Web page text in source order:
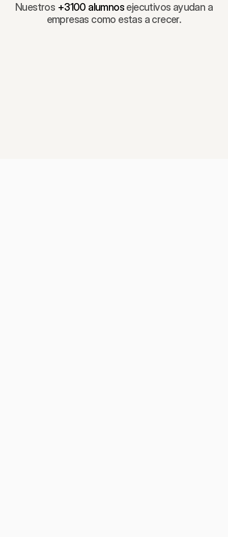
Nuestros +3100 alumnosejecutivos ayudan a
empresas como estas a crecer.